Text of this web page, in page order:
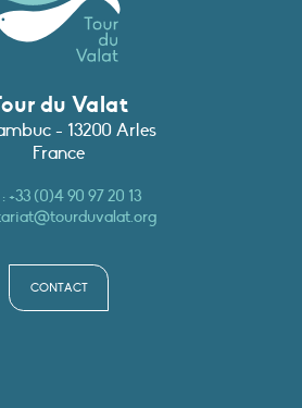
du Valat
- 13200 Arles
France
+33 (0)4 90 97 20 13
CONTACT